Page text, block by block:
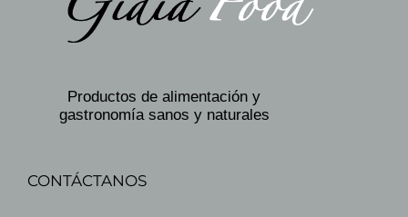
Productos de alimentación y
gastronomía sanos y naturales
CONTÁCTANOS